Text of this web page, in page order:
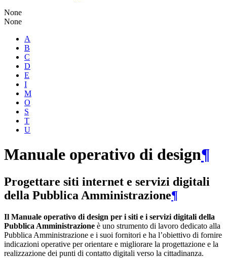
None
None
A
B
C
D
E
I
M
O
S
T
U
Manuale operativo di design¶
Progettare siti internet e servizi digitali
della Pubblica Amministrazione¶
Il Manuale operativo di design per i siti e i servizi digitali della
Pubblica Amministrazione è uno strumento di lavoro dedicato alla
Pubblica Amministrazione e i suoi fornitori e ha l’obiettivo di fornire
indicazioni operative per orientare e migliorare la progettazione e la
realizzazione dei punti di contatto digitali verso la cittadinanza.